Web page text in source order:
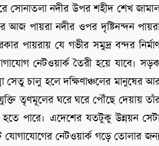
সোনাতলা নদীর উপর শহীদ শেখ
আজ পায়রা নদীর ওপর দৃষ্টিনন্দন
পায়রায় যে গভীর সমুদ্র বন্দর
নেটওয়ার্ক তৈরী হয়ে যাবে।
সেতু চালু হলে দক্ষিণাঞ্চলের মানুষের
তৃণমূলের ঘরে ঘরে পৌঁছে দেয়ায়
পারে। এদেশের যতটুকু উন্নয়ন
যোগাযোগের নেটওয়ার্ক গড়ে তোলার